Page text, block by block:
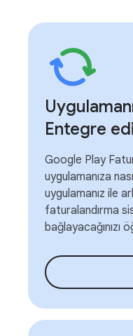
Entegre
Google Play
uygulamanıza
uygulamanız ile
faturalandırma
bağlayacağınızı